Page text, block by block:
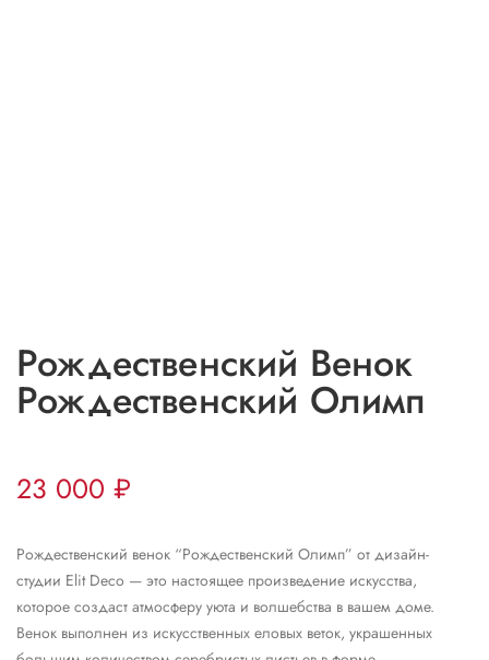
Рождественский Венок
Рождественский Олимп
23 000 ₽
Рождественский венок “Рождественский Олимп” от дизайн-
студии Elit Deco — это настоящее произведение искусства,
которое создаст атмосферу уюта и волшебства в вашем доме.
Венок выполнен из искусственных еловых веток, украшенных